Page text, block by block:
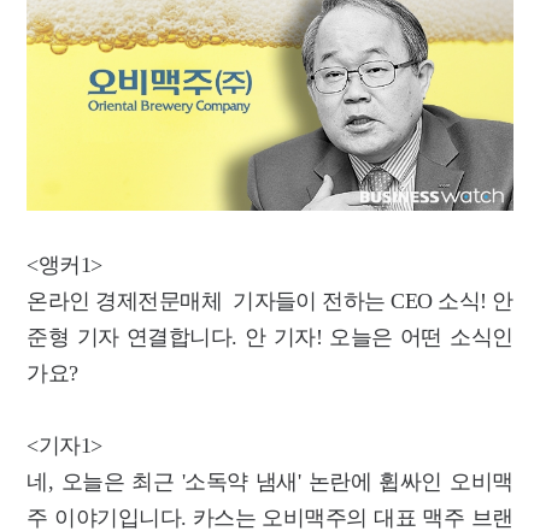
<앵커1>
온라인 경제전문매체 기자들이 전하는 CEO 소식! 안
준형 기자 연결합니다. 안 기자! 오늘은 어떤 소식인
가요?
<기자1>
네, 오늘은 최근 '소독약 냄새' 논란에 휩싸인 오비맥
주 이야기입니다. 카스는 오비맥주의 대표 맥주 브랜